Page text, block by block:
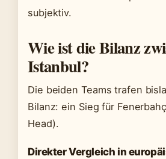
subjektiv.
Wie ist die Bilanz
Istanbul?
Die beiden Teams trafen
Bilanz: ein Sieg für
Head).
Direkter Vergleich in